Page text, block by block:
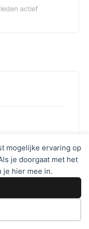
mogelijke ervaring op
je doorgaat met het
je hier mee in.
actief